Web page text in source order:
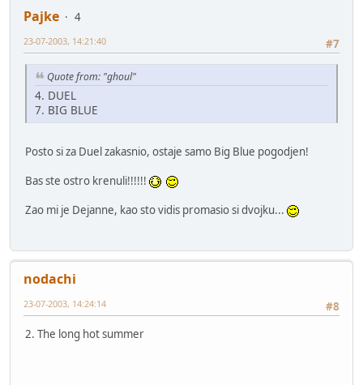
Pajke
4
#7
23-07-2003, 14:21:40
Quote from: "ghoul"
4. DUEL
7. BIG BLUE
Posto si za Duel zakasnio, ostaje samo Big Blue pogodjen!
Bas ste ostro krenuli!!!!!!
Zao mi je Dejanne, kao sto vidis promasio si dvojku...
nodachi
#8
23-07-2003, 14:24:14
2. The long hot summer